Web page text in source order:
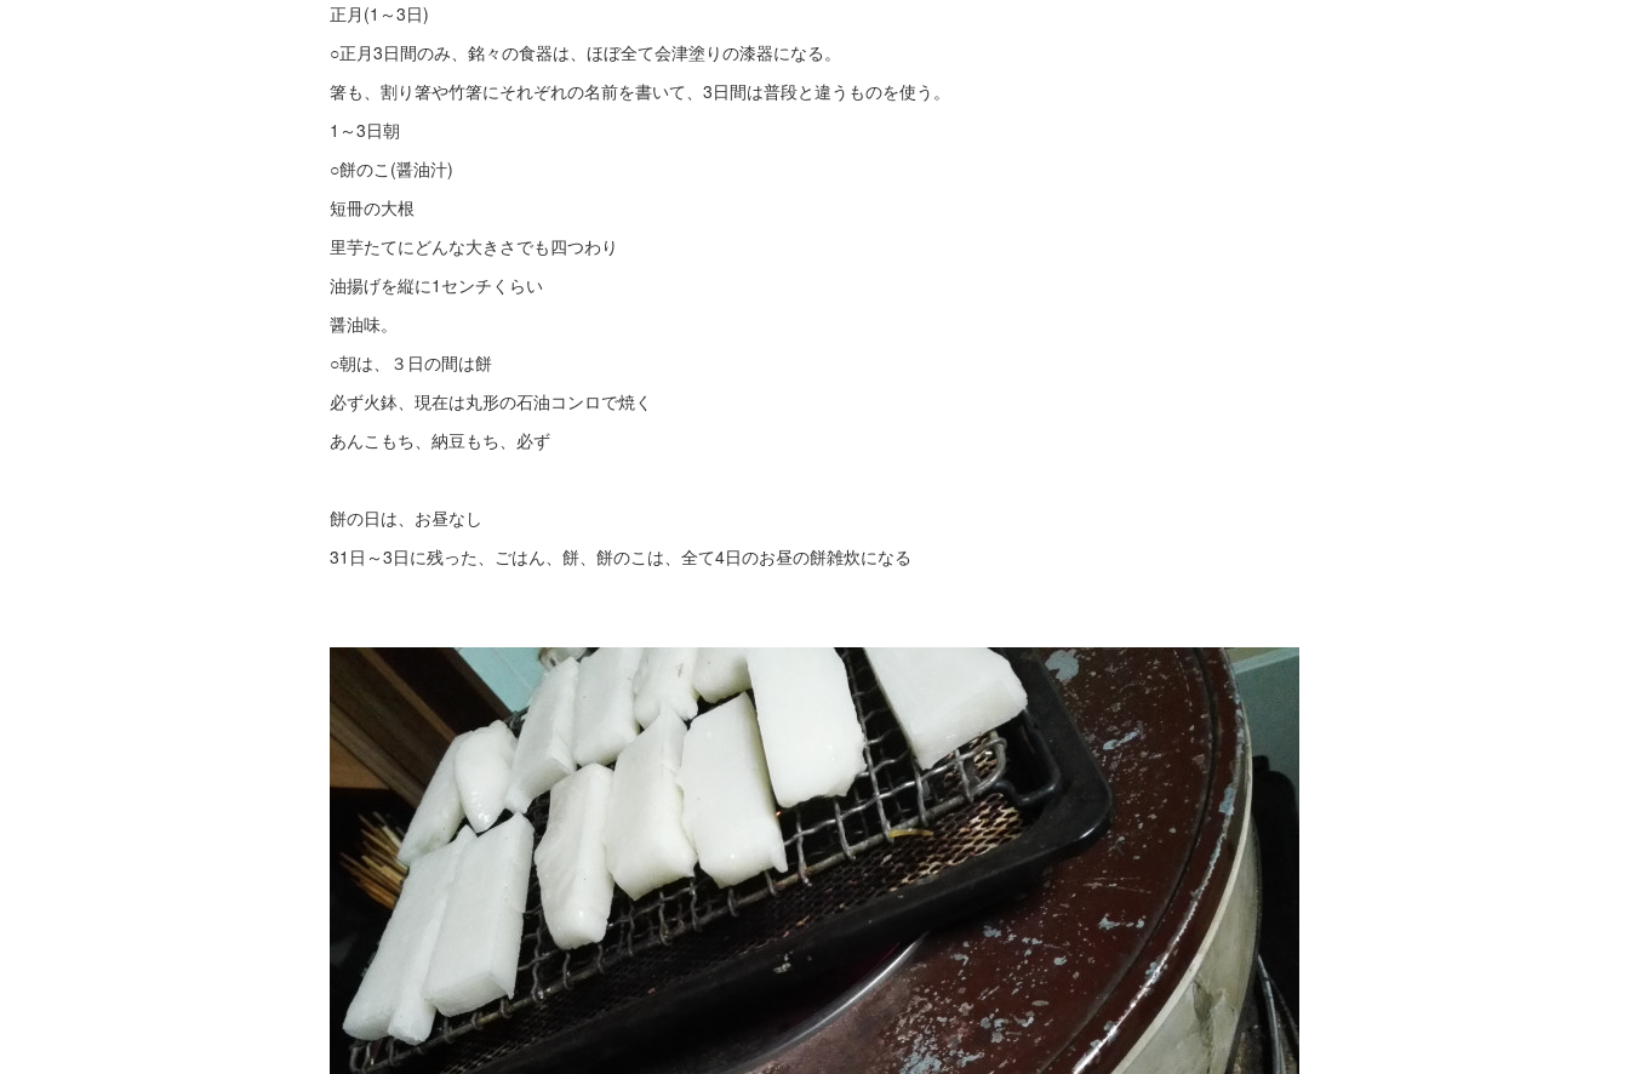
正月(1～3日)
○正月3日間のみ、銘々の食器は、ほぼ全て会津塗りの漆器になる。
箸も、割り箸や竹箸にそれぞれの名前を書いて、3日間は普段と違うものを使う。
1～3日朝
○餅のこ(醤油汁)
短冊の大根
里芋たてにどんな大きさでも四つわり
油揚げを縦に1センチくらい
醤油味。
○朝は、３日の間は餅
必ず火鉢、現在は丸形の石油コンロで焼く
あんこもち、納豆もち、必ず
餅の日は、お昼なし
31日～3日に残った、ごはん、餅、餅のこは、全て4日のお昼の餅雑炊になる